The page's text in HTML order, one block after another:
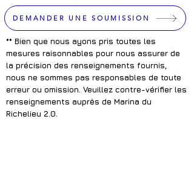
DEMANDER UNE SOUMISSION
** Bien que nous ayons pris toutes les
mesures raisonnables pour nous assurer de
la précision des renseignements fournis,
nous ne sommes pas responsables de toute
erreur ou omission. Veuillez contre-vérifier les
renseignements auprès de Marina du
Richelieu 2.0.